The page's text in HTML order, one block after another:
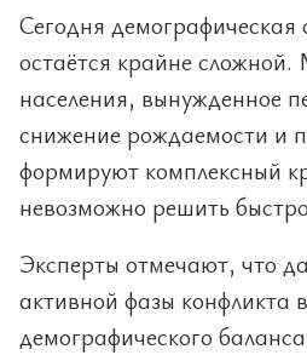
Сегодня
остаётся крайне сложной.
населения, вынужденное
снижение рождаемости и
формируют комплексный
невозможно решить
Эксперты отмечают, что
активной фазы конфликта
демографического